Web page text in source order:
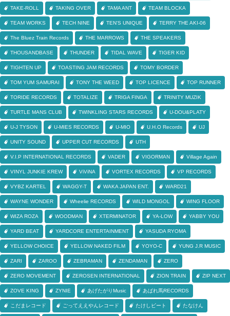
TAKE-ROLL TAKING OVER TAMA ANT TEAM BLOCKA
TEAM WORKS TECH NINE TEN'S UNIQUE TERRY THE AKI-06
The Bluez Train Records THE MARROWS THE SPEAKERS
THOUSANDBASE THUNDER TIDAL WAVE TIGER KID
TIGHTEN UP TOASTING JAM RECORDS TOMY BORDER
TOM YUM SAMURAI TONY THE WEED TOP LICENCE TOP RUNNER
TORIDE RECORDS TOTALIZE TRIGA FINGA TRINITY MUZIK
TURTLE MANS CLUB TWINKLING STARS RECORDS U-DOU&PLATY
U-J TYSON U-MIES RECORDS U-MIO U.H.O Records UJ
UNITY SOUND UPPER CUT RECORDS UTH
V.I.P INTERNATIONAL RECORDS VADER VIGORMAN Village Again
VINYL JUNKIE KREW ViViNA VORTEX RECORDS VP RECORDS
VYBZ KARTEL WAGGY-T WAKA JAPAN ENT. WARD21
WAYNE WONDER Wheelie RECORDS WILD MONGOL WING FLOOR
WIZA ROZA WOODMAN XTERMINATOR YA-LOW YABBY YOU
YARD BEAT YARDCORE ENTERTAINMENT YASUDA RYOMA
YELLOW CHOICE YELLOW NAKED FILM YOYO-C YUNG J.R MUSIC
ZARI ZAROO ZEBRAMAN ZENDAMAN ZERO
ZERO MOVEMENT ZEROSEN INTERNATIONAL ZION TRAIN ZIP NEXT
ZOVE KING ZYNIE あげたがりMusic あばれ馬RECORDS
こだまレコード ごってええやんレコード たけしビート たなけん